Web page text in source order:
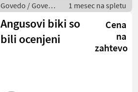
Govedo / Govedo
Angus
1 mesec na spletu
Angusovi biki so
bili ocenjeni
Cena
na
zahtevo